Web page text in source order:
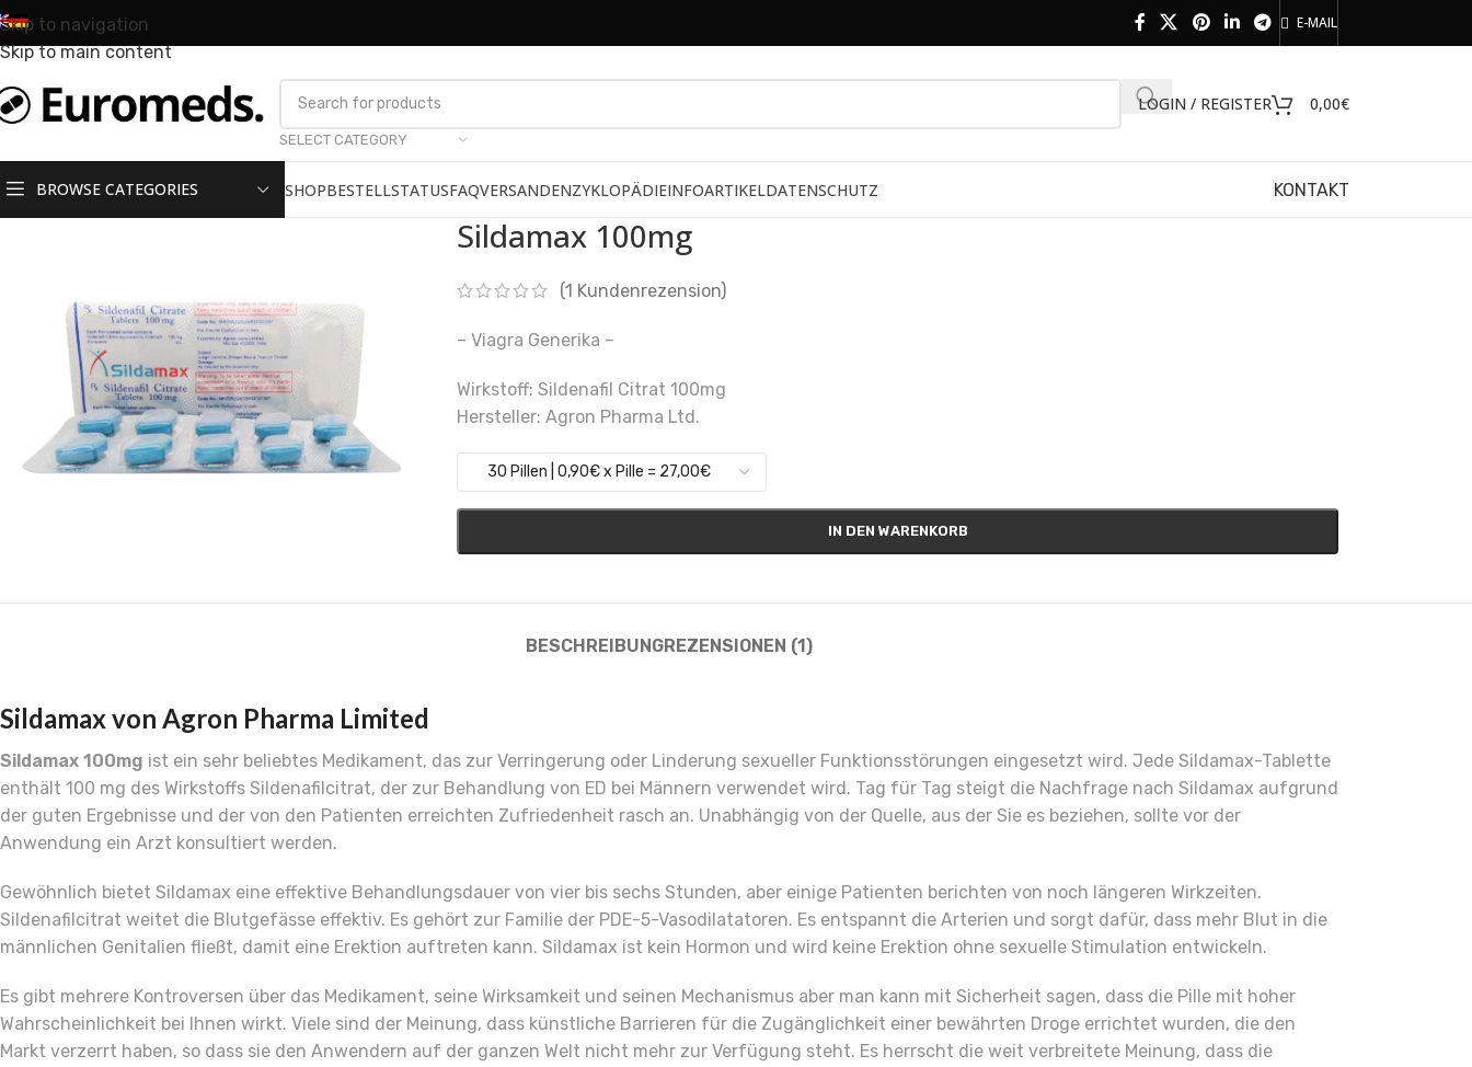
Skip to navigation
Skip to main content
E-MAIL
SELECT CATEGORY
LOGIN / REGISTER 0,00€
BROWSE CATEGORIES SHOPBESTELLSTATUSFAQVERSANDENZYKLOPÄDIEINFOARTIKELDATENSCHUTZ KONTAKT
Sildamax 100mg
(1 Kundenrezension)
– Viagra Generika –
Wirkstoff: Sildenafil Citrat 100mg
Hersteller: Agron Pharma Ltd.
IN DEN WARENKORB
BESCHREIBUNGREZENSIONEN (1)
Sildamax von Agron Pharma Limited
Sildamax 100mg ist ein sehr beliebtes Medikament, das zur Verringerung oder Linderung sexueller Funktionsstörungen eingesetzt wird. Jede Sildamax-Tablette
enthält 100 mg des Wirkstoffs Sildenafilcitrat, der zur Behandlung von ED bei Männern verwendet wird. Tag für Tag steigt die Nachfrage nach Sildamax aufgrund
der guten Ergebnisse und der von den Patienten erreichten Zufriedenheit rasch an. Unabhängig von der Quelle, aus der Sie es beziehen, sollte vor der
Anwendung ein Arzt konsultiert werden.
Gewöhnlich bietet Sildamax eine effektive Behandlungsdauer von vier bis sechs Stunden, aber einige Patienten berichten von noch längeren Wirkzeiten.
Sildenafilcitrat weitet die Blutgefässe effektiv. Es gehört zur Familie der PDE-5-Vasodilatatoren. Es entspannt die Arterien und sorgt dafür, dass mehr Blut in die
männlichen Genitalien fließt, damit eine Erektion auftreten kann. Sildamax ist kein Hormon und wird keine Erektion ohne sexuelle Stimulation entwickeln.
Es gibt mehrere Kontroversen über das Medikament, seine Wirksamkeit und seinen Mechanismus aber man kann mit Sicherheit sagen, dass die Pille mit hoher
Wahrscheinlichkeit bei Ihnen wirkt. Viele sind der Meinung, dass künstliche Barrieren für die Zugänglichkeit einer bewährten Droge errichtet wurden, die den
Markt verzerrt haben, so dass sie den Anwendern auf der ganzen Welt nicht mehr zur Verfügung steht. Es herrscht die weit verbreitete Meinung, dass die